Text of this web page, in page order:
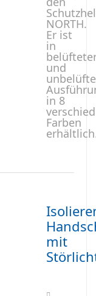
NORTH.
Er ist
in
und
in 8
Farben
mit